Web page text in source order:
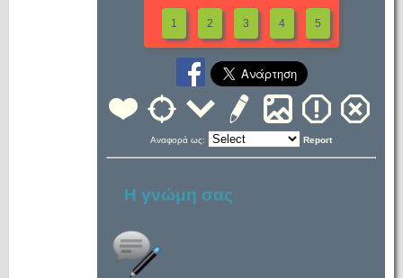
1 2 3 4 5
Αναφορά ως: Report
Η γνώμη σας